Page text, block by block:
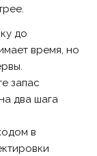
до
время, но
запас
два шага
в